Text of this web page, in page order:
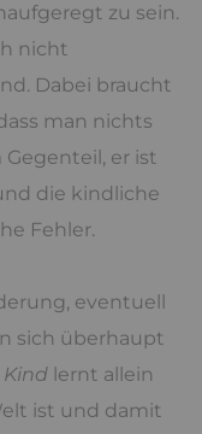
zu sein.
nicht
Dabei braucht
man nichts
er ist
die kindliche
Fehler.
eventuell
sich überhaupt
Kind lernt allein
ist und damit